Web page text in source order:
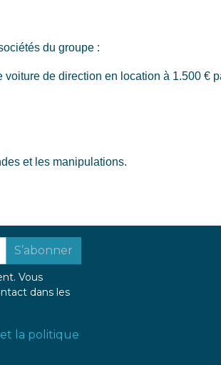
du groupe :
voiture de direction en location à 1.500 €
et les manipulations.
S’abonner
Vous
dans les
la politique